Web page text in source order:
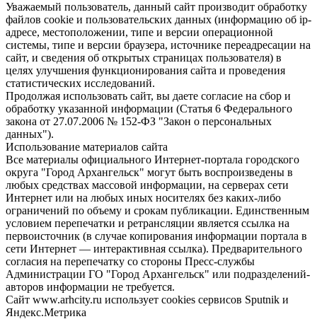
Уважаемый пользователь, данный сайт производит обработку
файлов cookie и пользовательских данных (информацию об ip-
адресе, местоположении, типе и версии операционной
системы, типе и версии браузера, источнике переадресации на
сайт, и сведения об открытых страницах пользователя) в
целях улучшения функционирования сайта и проведения
статистических исследований.
Продолжая использовать сайт, вы даете согласие на сбор и
обработку указанной информации (Статья 6 Федерального
закона от 27.07.2006 № 152-ФЗ "Закон о персональных
данных").
Использование материалов сайта
Все материалы официального Интернет-портала городского
округа "Город Архангельск" могут быть воспроизведены в
любых средствах массовой информации, на серверах сети
Интернет или на любых иных носителях без каких-либо
ограничений по объему и срокам публикации. Единственным
условием перепечатки и ретрансляции является ссылка на
первоисточник (в случае копирования информации портала в
сети Интернет — интерактивная ссылка). Предварительного
согласия на перепечатку со стороны Пресс-службы
Администрации ГО "Город Архангельск" или подразделений-
авторов информации не требуется.
Сайт www.arhcity.ru использует cookies сервисов Sputnik и
Яндекс.Метрика